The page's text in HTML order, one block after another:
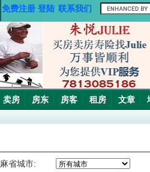
免费注册 登陆 联系我们
卖房 房东 房客 租房 文章
麻省城市: